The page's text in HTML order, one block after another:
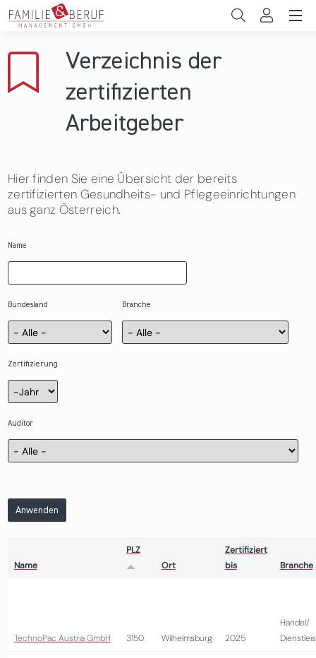
Direkt zum Inhalt
Gemeinden
Das sind wir
News & Events
Verzeichnis der
zertifizierten
Arbeitgeber
Hier finden Sie eine Übersicht der bereits
zertifizierten Gesundheits- und Pflegeeinrichtungen
aus ganz Österreich.
Name
Bundesland Branche
Zertifizierung
Zertifizierung
Jahr
Auditor
Anwenden
Name
PLZ
Ort
Zertifiziert
bis
Branche
TechnoPac Austria GmbH 3150 Wilhelmsburg 2025
Handel/